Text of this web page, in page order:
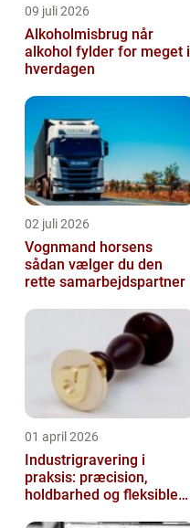
09 juli 2026
Alkoholmisbrug når
alkohol fylder for meget i
hverdagen
02 juli 2026
Vognmand horsens
sådan vælger du den
rette samarbejdspartner
01 april 2026
Industrigravering i
praksis: præcision,
holdbarhed og fleksible